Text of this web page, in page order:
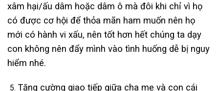
xâm hại/ấu dâm hoặc dâm ô mà đôi khi chỉ vì họ
có được cơ hội để thỏa mãn ham muốn nên họ
mới có hành vi xấu, nên tốt hơn hết chúng ta dạy
con không nên đẩy mình vào tình huống dễ bị nguy
hiểm nhé.
Tăng cường giao tiếp giữa cha mẹ và con cái